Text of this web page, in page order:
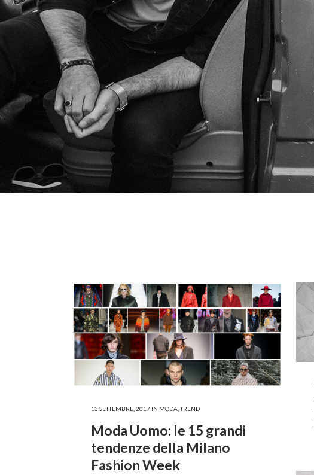
13 SETTEMBRE, 2017 IN MODA ,TREND
Moda Uomo: le 15 grandi
tendenze della Milano
Fashion Week